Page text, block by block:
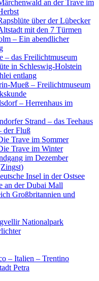
an der Trave im
über der Lübecker
mit den 7 Türmen
– Ein abendlicher
– das Freilichtmuseum
in Schleswig-Holstein
entlang
Mueß – Freilichtmuseum
– Herrenhaus im
Strand – das Teehaus
der Fluß
Trave im Sommer
Trave im Winter
im Dezember
Insel in der Ostsee
an der Dubai Mall
Großbritannien und
Nationalpark
– Italien – Trentino
Petra